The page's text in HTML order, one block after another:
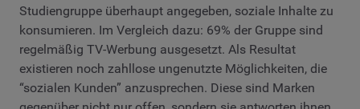
Studiengruppe überhaupt angegeben, soziale Inhalte zu
konsumieren. Im Vergleich dazu: 69% der Gruppe sind
regelmäßig TV-Werbung ausgesetzt. Als Resultat
existieren noch zahllose ungenutzte Möglichkeiten, die
“sozialen Kunden” anzusprechen. Diese sind Marken